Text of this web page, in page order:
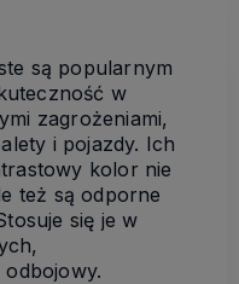
są popularnym
w
zagrożeniami,
i pojazdy. Ich
kolor nie
też są odporne
się je w
odbojowy.